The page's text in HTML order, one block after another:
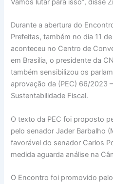
Vamos lutar para isso”, disse
Durante a abertura do
Prefeitas, também no dia 11
aconteceu no Centro de
em Brasília, o presidente da
também sensibilizou os
aprovação da (PEC) 66/2023
Sustentabilidade Fiscal.
O texto da PEC foi proposto
pelo senador Jader Barbalho
favorável do senador Carlos
medida aguarda análise na
O Encontro foi promovido